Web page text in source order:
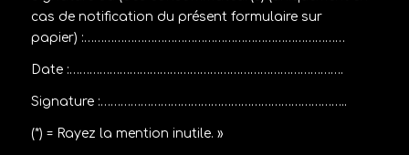
cas de notification du présent formulaire sur
papier) :……………………………………………………………………
Date :……………………………………………………………………….
Signature :………………………………………………………………..
(*) = Rayez la mention inutile. »